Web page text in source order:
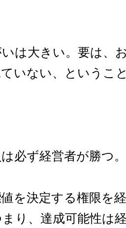
は大きい。要は、
いない、というこ
必ず経営者が勝つ。
を決定する権限を
り、達成可能性は